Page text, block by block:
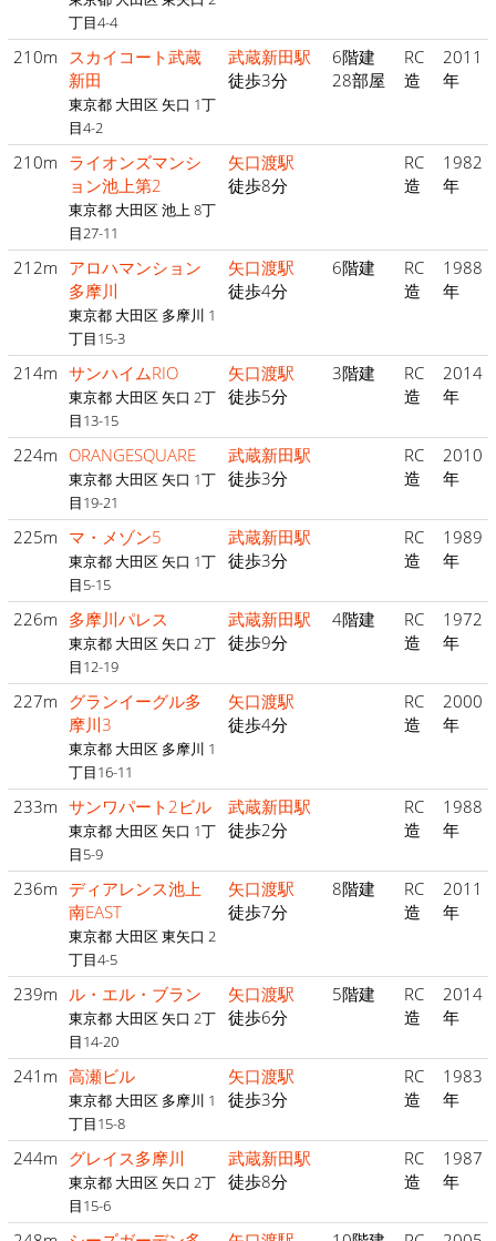
丁目4-4
210m スカイコート武蔵
新田
東京都 大田区 矢口 1丁
目4-2
武蔵新田駅
徒歩3分
6階建
28部屋
RC
造
2011
年
210m ライオンズマンシ
ョン池上第2
東京都 大田区 池上 8丁
目27-11
矢口渡駅
徒歩8分
RC
造
1982
年
212m アロハマンション
多摩川
東京都 大田区 多摩川 1
丁目15-3
矢口渡駅
徒歩4分
6階建
RC
造
1988
年
214m サンハイムRIO
東京都 大田区 矢口 2丁
目13-15
矢口渡駅
徒歩5分
3階建
RC
造
2014
年
224m ORANGESQUARE
東京都 大田区 矢口 1丁
目19-21
武蔵新田駅
徒歩3分
RC
造
2010
年
225m マ・メゾン5
東京都 大田区 矢口 1丁
目5-15
武蔵新田駅
徒歩3分
RC
造
1989
年
226m 多摩川パレス
東京都 大田区 矢口 2丁
目12-19
武蔵新田駅
徒歩9分
4階建
RC
造
1972
年
227m グランイーグル多
摩川3
東京都 大田区 多摩川 1
丁目16-11
矢口渡駅
徒歩4分
RC
造
2000
年
233m サンワパート2ビル
東京都 大田区 矢口 1丁
目5-9
武蔵新田駅
徒歩2分
RC
造
1988
年
236m ディアレンス池上
南EAST
東京都 大田区 東矢口 2
丁目4-5
矢口渡駅
徒歩7分
8階建
RC
造
2011
年
239m ル・エル・ブラン
東京都 大田区 矢口 2丁
目14-20
矢口渡駅
徒歩6分
5階建
RC
造
2014
年
241m 高瀬ビル
東京都 大田区 多摩川 1
丁目15-8
矢口渡駅
徒歩3分
RC
造
1983
年
244m グレイス多摩川
東京都 大田区 矢口 2丁
目15-6
武蔵新田駅
徒歩8分
RC
造
1987
年